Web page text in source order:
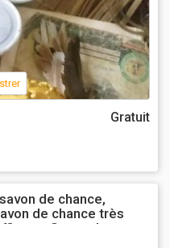
Gratuit
de chance,
de chance très
Savon de
Puissant